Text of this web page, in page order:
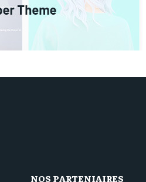
NOS PARTENIAIRES